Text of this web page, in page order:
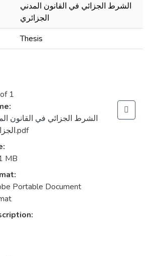
الشرط الجزائي في القانون المدني
الجزائري
Thesis
1
الشرط الجزائي في القانون
الجزائري.pdf
MB
Portable Document